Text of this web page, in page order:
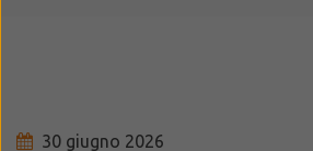
30 giugno 2026